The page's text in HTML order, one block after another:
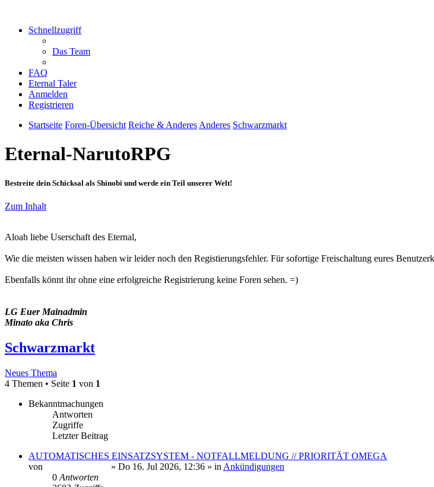
Schnellzugriff
Das Team
FAQ
Eternal Taler
Anmelden
Registrieren
Startseite Foren-Übersicht Reiche & Anderes Anderes Schwarzmarkt
Eternal-NarutoRPG
Bestreite dein Schicksal als Shinobi und werde ein Teil unserer Welt!
Zum Inhalt
Aloah liebe Userschaft des Eternal,
Wie die meisten wissen haben wir leider noch den Registierungsfehler. Für sofortige Freischaltung eures
Ebenfalls könnt ihr ohne eine erfolgreiche Registrierung keine Foren sehen. =)
LG Euer Mainadmin
Minato aka Chris
Schwarzmarkt
Neues Thema
4 Themen • Seite 1 von 1
Bekanntmachungen
Antworten
Zugriffe
Letzter Beitrag
AUTOMATISCHES EINSATZSYSTEM - NOTFALLMELDUNG // PRIORITÄT OMEGA
von
» Do 16. Jul 2026, 12:36 » in Ankündigungen
0 Antworten